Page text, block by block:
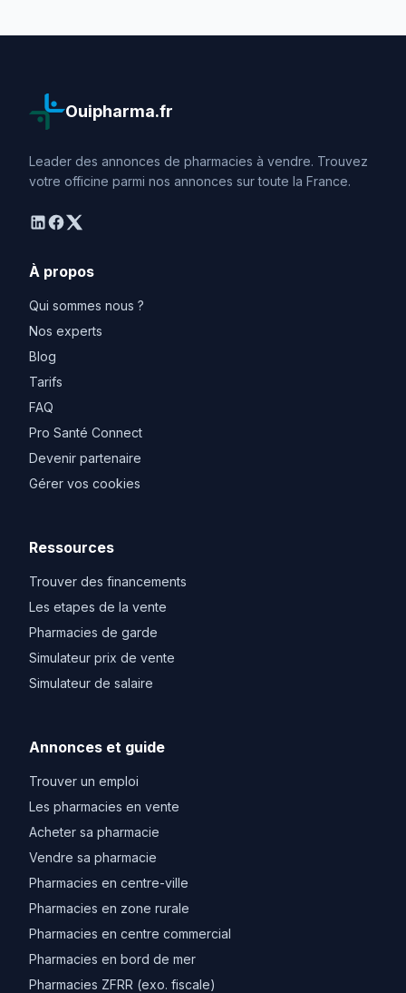
Ouipharma.fr
Leader des annonces de pharmacies à vendre. Trouvez
votre officine parmi nos annonces sur toute la France.
linkedin
facebook
twitter
À propos
Qui sommes nous ?
Nos experts
Blog
Tarifs
FAQ
Pro Santé Connect
Devenir partenaire
Gérer vos cookies
Ressources
Trouver des financements
Les etapes de la vente
Pharmacies de garde
Simulateur prix de vente
Simulateur de salaire
Annonces et guide
Trouver un emploi
Les pharmacies en vente
Acheter sa pharmacie
Vendre sa pharmacie
Pharmacies en centre-ville
Pharmacies en zone rurale
Pharmacies en centre commercial
Pharmacies en bord de mer
Pharmacies ZFRR (exo. fiscale)